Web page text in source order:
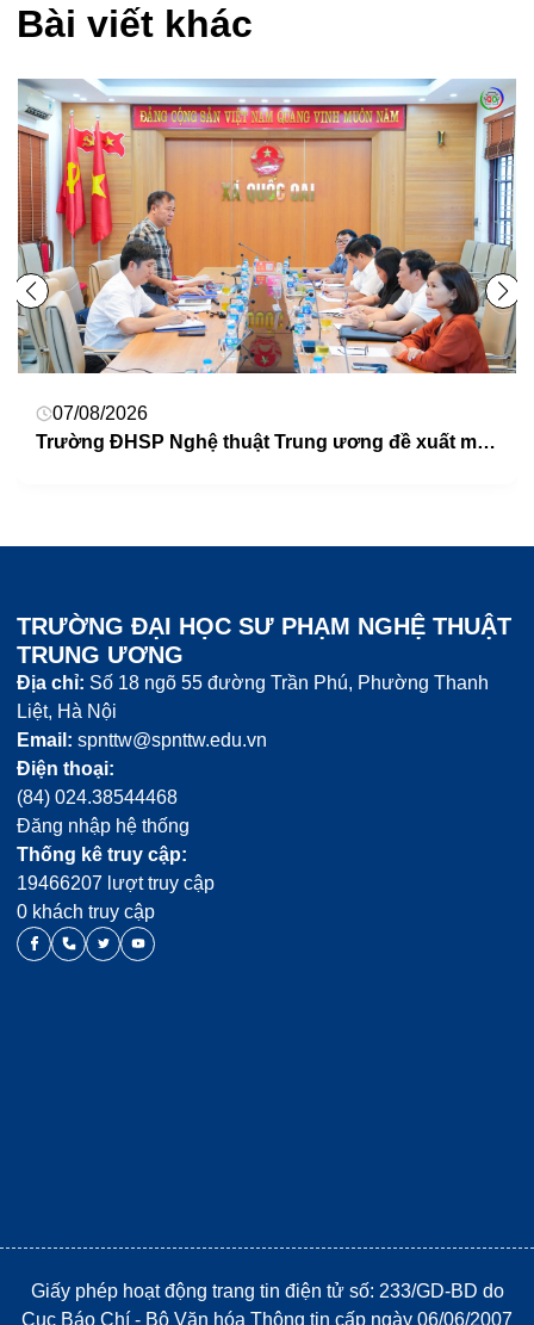
Bài viết khác
07/08/2026
Trường ĐHSP Nghệ thuật Trung ương đề xuất mở rộng cơ sở mới khoảng 25ha tại xã Quốc Oai – Thành phố Hà Nội.
TRƯỜNG ĐẠI HỌC SƯ PHẠM NGHỆ THUẬT
TRUNG ƯƠNG
Địa chỉ: Số 18 ngõ 55 đường Trần Phú, Phường Thanh
Liệt, Hà Nội
Email: spnttw@spnttw.edu.vn
Điện thoại:
(84) 024.38544468
Đăng nhập hệ thống
Thống kê truy cập:
19466207 lượt truy cập
0 khách truy cập
Giấy phép hoạt động trang tin điện tử số: 233/GD-BD do
Cục Báo Chí - Bộ Văn hóa Thông tin cấp ngày 06/06/2007